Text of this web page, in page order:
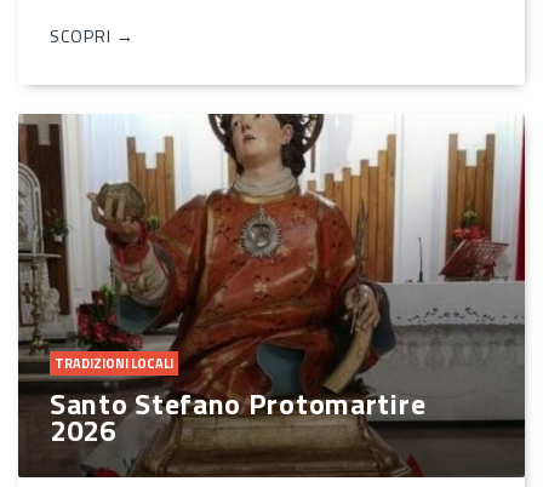
SCOPRI →
TRADIZIONI LOCALI
Santo Stefano Protomartire
2026